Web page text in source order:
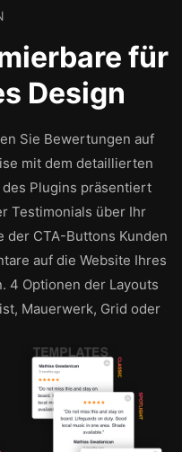
für
Design
Sie Bewertungen auf
mit dem detaillierten
Plugins präsentiert
Testimonials über Ihr
der CTA-Buttons Kunden
auf die Website Ihres
4 Optionen der Layouts
Mauerwerk, Grid oder